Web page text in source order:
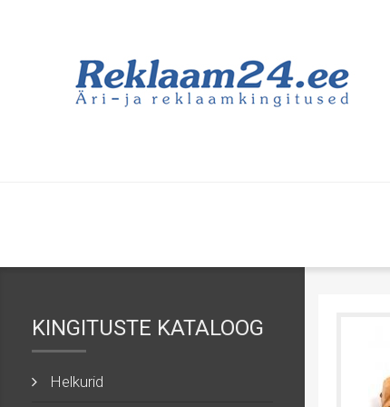
KINGITUSTE KATALOOG
Helkurid